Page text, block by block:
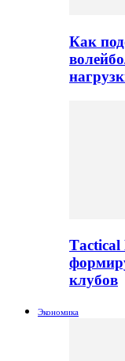
Как
Тactical
клубов
Экономика